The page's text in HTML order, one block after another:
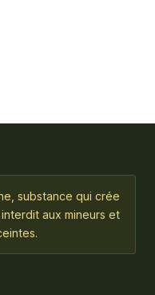
substance qui crée
aux mineurs et